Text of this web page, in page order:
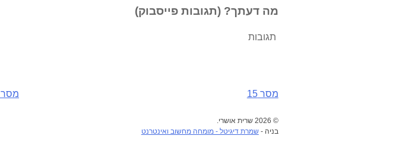
מה דעתך? (תגובות פייסבוק)
תגובות
ניווט מסר 13 מסר 15
© 2026 שרית אושרי.
בניה -שמרת דיגיטל - מומחה מחשוב ואינטרנט